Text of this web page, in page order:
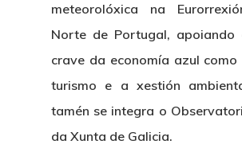
meteorolóxica na
Norte de Portugal, apoiando
crave da economía azul como
turismo e a xestión
tamén se integra o
da Xunta de Galicia.